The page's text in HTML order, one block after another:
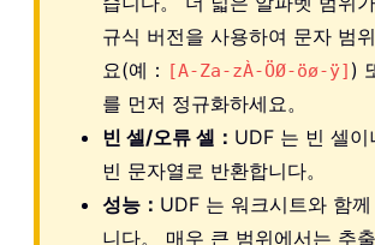
규식 버전을 사용하여 문자 범
요(예： [A-Za-zÀ-ÖØ-öø-ÿ] )
를 먼저 정규화하세요。
빈 셀/오류 셀： UDF 는 빈 셀이
빈 문자열로 반환합니다。
성능： UDF 는 워크시트와 함
니다。 매우 큰 범위에서는 추